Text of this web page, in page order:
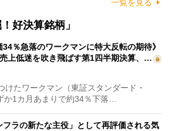
一覧を見る
好決算銘柄」
34％急落のワークマンに特大反転の期待》
上低迷を吹き飛ばす第1四半期決算、…
たワークマン（東証スタンダード・
か1カ月あまりで約34％下落…
ラの新たな主役」として再評価される気